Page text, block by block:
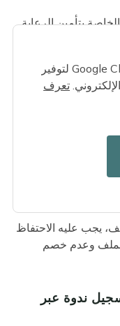
بتأمين الرعاية
يعانون من إعاقة
إلى التأمين.
والعمال المؤقتين
الخدمة الفعلية
يكون الموظفون
الظروف سارية ويجب
يجب عليه الاحتفاظ
وعدم خصم
ندوة عبر
تستخدم WA Cares ترجمات Google Cloud لتوفير
تعرف